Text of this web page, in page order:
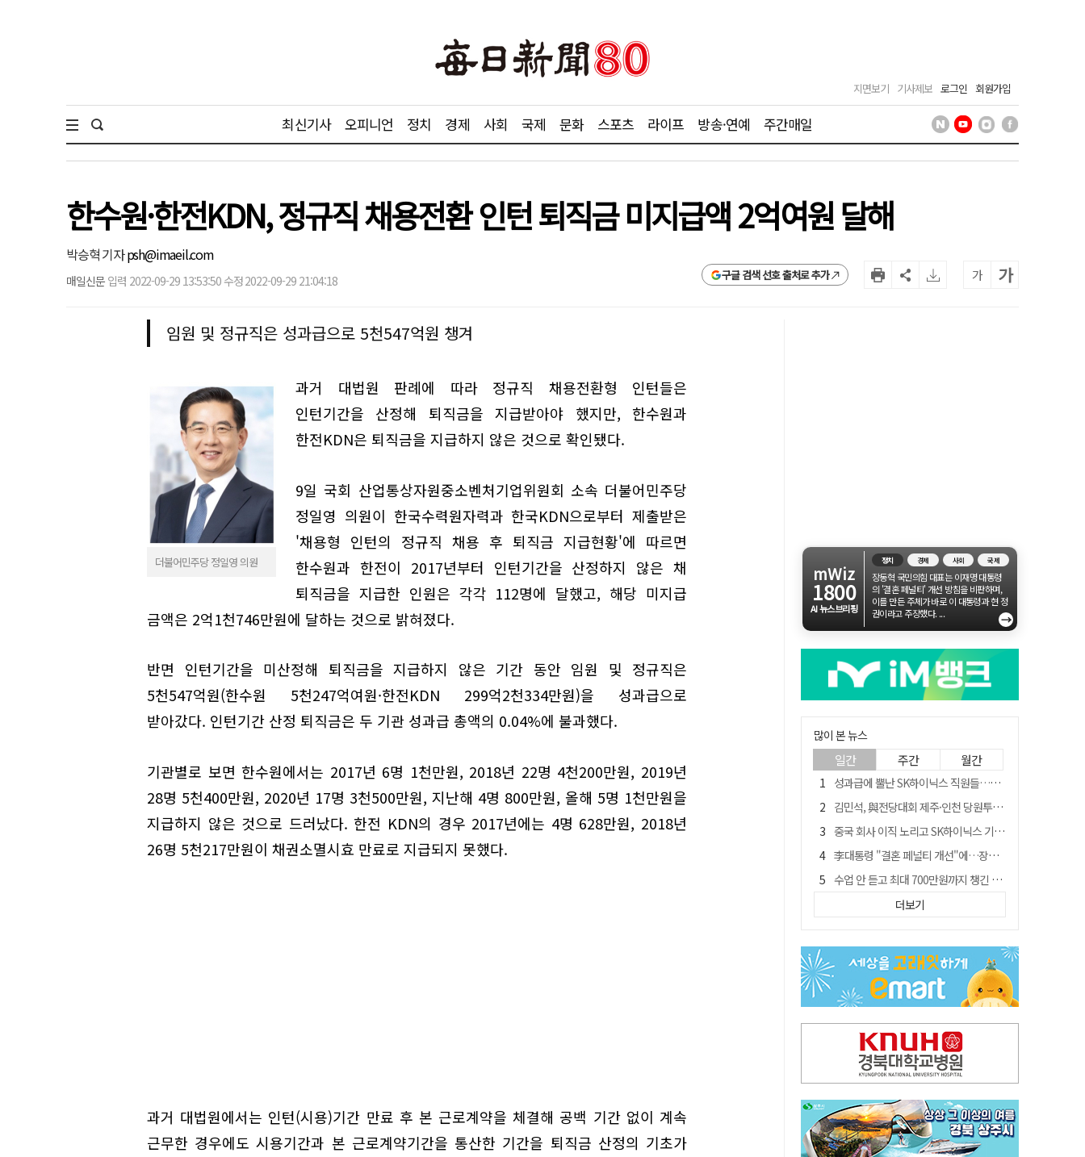
지면보기 기사제보 로그인 회원가입
최신기사 오피니언 정치 경제 사회 국제 문화 스포츠 라이프 방송·연예 주간매일
한수원·한전KDN, 정규직 채용전환 인턴 퇴직금 미지급액 2억여원 달해
박승혁 기자psh@imaeil.com
매일신문 입력 2022-09-29 13:53:50 수정 2022-09-29 21:04:18 구글 검색 선호 출처로 추가 가 가
임원 및 정규직은 성과급으로 5천547억원 챙겨
더불어민주당 정일영 의원
과거 대법원 판례에 따라 정규직 채용전환형 인턴들은
인턴기간을 산정해 퇴직금을 지급받아야 했지만, 한수원과
한전KDN은 퇴직금을 지급하지 않은 것으로 확인됐다.
9일 국회 산업통상자원중소벤처기업위원회 소속 더불어민주당
정일영 의원이 한국수력원자력과 한국KDN으로부터 제출받은
'채용형 인턴의 정규직 채용 후 퇴직금 지급현황'에 따르면
한수원과 한전이 2017년부터 인턴기간을 산정하지 않은 채
퇴직금을 지급한 인원은 각각 112명에 달했고, 해당 미지급
금액은 2억1천746만원에 달하는 것으로 밝혀졌다.
반면 인턴기간을 미산정해 퇴직금을 지급하지 않은 기간 동안 임원 및 정규직은
5천547억원(한수원 5천247억여원·한전KDN 299억2천334만원)을 성과급으로
받아갔다. 인턴기간 산정 퇴직금은 두 기관 성과급 총액의 0.04%에 불과했다.
기관별로 보면 한수원에서는 2017년 6명 1천만원, 2018년 22명 4천200만원, 2019년
28명 5천400만원, 2020년 17명 3천500만원, 지난해 4명 800만원, 올해 5명 1천만원을
지급하지 않은 것으로 드러났다. 한전 KDN의 경우 2017년에는 4명 628만원, 2018년
26명 5천217만원이 채권소멸시효 만료로 지급되지 못했다.
과거 대법원에서는 인턴(시용)기간 만료 후 본 근로계약을 체결해 공백 기간 없이 계속
근무한 경우에도 시용기간과 본 근로계약기간을 통산한 기간을 퇴직금 산정의 기초가
mWiz
1800
AI 뉴스브리핑
정치 경제 사회 국제
장동혁 국민의힘 대표는 이재명 대통령
의 '결혼 페널티' 개선 방침을 비판하며,
이를 만든 주체가 바로 이 대통령과 현 정
권이라고 주장했다. ...
→
많이 본 뉴스
일간 주간 월간
성과급에 뿔난 SK하이닉스 직원들…3500명 모여 '새 노조' 만든다
김민석, 與전당대회 제주·인천 당원투표서 승리…누적 득표는 '초박빙'
중국 회사 이직 노리고 SK하이닉스 기밀 빼돌려…결국 실형
李대통령 "결혼 페널티 개선"에…장동혁 "그 페널티 만든 게 이 정권"
수업 안 듣고 최대 700만원까지 챙긴 포항 A대학 '유령 선수' 등 19명 무더기 송치
트럼프 만난 손현보 목사…"현재 자유대한민국 여러 면에서 어려움"
경북 칠곡시니어클럽 커피앤솝 사업단…자개소품 만들기 문화체험 운영
"아버지 외출한 사이"…흉기로 40대母 살해한 고교 자퇴생, 구속 기로에
신축 줄고 리모델링 뜨자…건설업계, 로봇·모듈러로 방향 튼다
더보기